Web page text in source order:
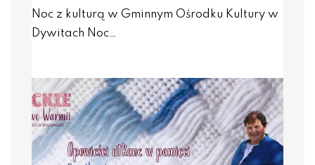
Noc z kulturą w Gminnym Ośrodku Kultury w
Dywitach Noc…